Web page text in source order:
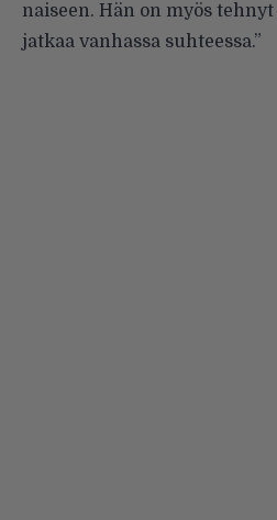
naiseen. Hän on myös
jatkaa vanhassa suhteessa.”